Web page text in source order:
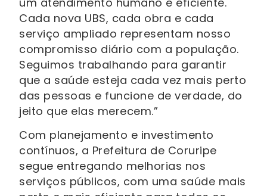
Cada nova UBS, cada obra e cada
serviço ampliado representam nosso
compromisso diário com a população.
Seguimos trabalhando para garantir
que a saúde esteja cada vez mais perto
das pessoas e funcione de verdade, do
jeito que elas merecem.”
Com planejamento e investimento
contínuos, a Prefeitura de Coruripe
segue entregando melhorias nos
serviços públicos, com uma saúde mais